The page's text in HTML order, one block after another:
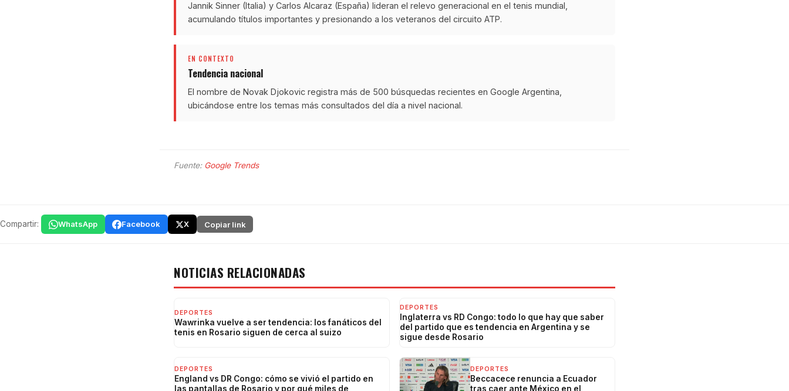
Jannik Sinner (Italia) y Carlos Alcaraz (España) lideran el relevo generacional en el tenis mundial,
acumulando títulos importantes y presionando a los veteranos del circuito ATP.
EN CONTEXTO
Tendencia nacional
El nombre de Novak Djokovic registra más de 500 búsquedas recientes en Google Argentina,
ubicándose entre los temas más consultados del día a nivel nacional.
Fuente: Google Trends
Compartir: WhatsApp Facebook X Copiar link
NOTICIAS RELACIONADAS
DEPORTES
Wawrinka vuelve a ser tendencia: los fanáticos del
tenis en Rosario siguen de cerca al suizo
DEPORTES
Inglaterra vs RD Congo: todo lo que hay que saber
del partido que es tendencia en Argentina y se
sigue desde Rosario
DEPORTES
England vs DR Congo: cómo se vivió el partido en
las pantallas de Rosario y por qué miles de
DEPORTES
Beccacece renuncia a Ecuador
tras caer ante México en el